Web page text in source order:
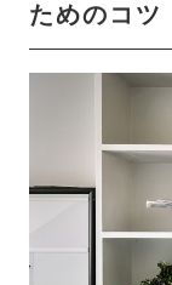
ためのコツ